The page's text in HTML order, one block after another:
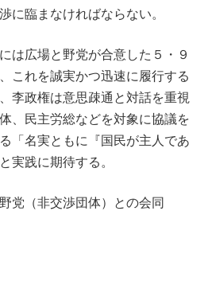
に臨まなければならない。
は広場と野党が合意した５・９
これを誠実かつ迅速に履行する
李政権は意思疎通と対話を重視
、民主労総などを対象に協議を
「名実ともに『国民が主人であ
実践に期待する。
党（非交渉団体）との会同